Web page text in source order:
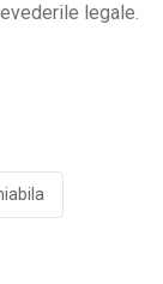
legale.